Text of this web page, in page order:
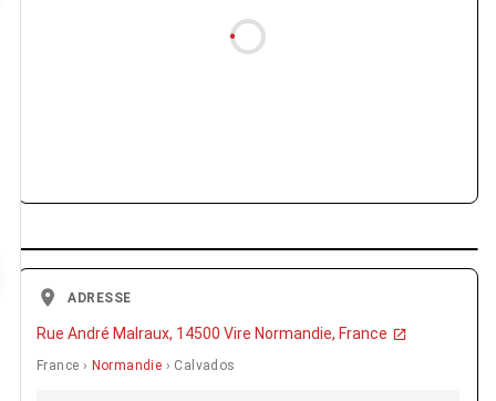
ADRESSE
Rue André Malraux, 14500 Vire Normandie, France
France › Normandie › Calvados